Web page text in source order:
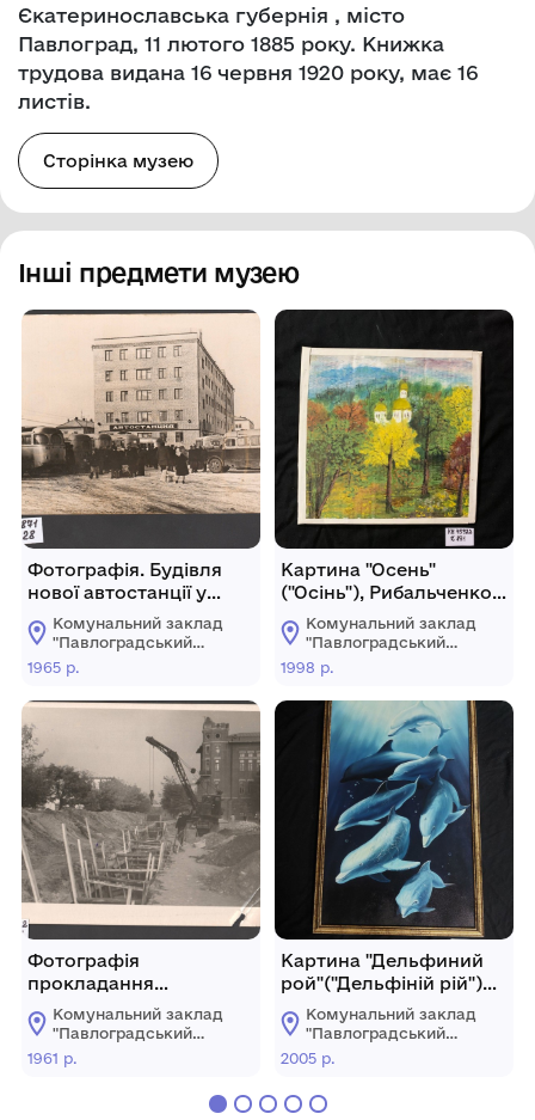
Єкатеринославська губернія , місто
Павлоград, 11 лютого 1885 року. Книжка
трудова видана 16 червня 1920 року, має 16
листів.
Сторінка музею
Інші предмети музею
Фотографія. Будівля
нової автостанції у
місті Павлограді по
вулиці Полтавській
Комунальний заклад
"Павлоградський
історико-
краєзнавчий музей"
Павлоградської
1965 р.
Фотографія
прокладання
каналізації по вул.
Леніна
Комунальний заклад
"Павлоградський
історико-
краєзнавчий музей"
1961 р.
Картина "Осень"
("Осінь"), Рибальченко
Олена Павлівна
Комунальний заклад
"Павлоградський
історико-
краєзнавчий музей"
Павлоградської
міської ради
1998 р.
Картина "Дельфиний
рой"("Дельфіній рій")
Стукалов Геннадій
Леонідович (Ейс
Астерна - псевдонім)
Комунальний заклад
"Павлоградський
історико-
краєзнавчий музей"
міської ради
2005 р.